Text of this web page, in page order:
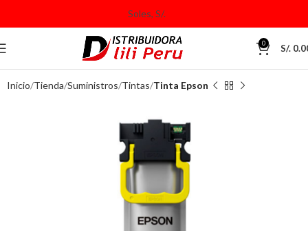
0 S/.
Inicio Tienda Suministros Tintas Tinta Epson